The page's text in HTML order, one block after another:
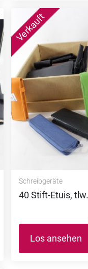
Schreibgeräte
40 Stift-Etuis,
Los ansehen